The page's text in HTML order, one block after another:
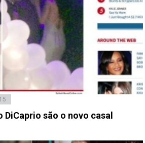
DiCaprio são o novo casal